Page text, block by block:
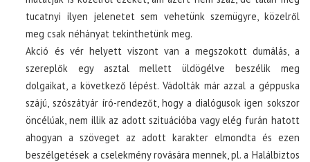
tucatnyi ilyen jelenetet sem vehetünk szemügyre, közelről
meg csak néhányat tekinthetünk meg.
Akció és vér helyett viszont van a megszokott dumálás, a
szereplők egy asztal mellett üldögélve beszélik meg
dolgaikat, a következő lépést. Vádolták már azzal a géppuska
szájú, szószátyár író-rendezőt, hogy a dialógusok igen sokszor
öncélúak, nem illik az adott szituációba vagy elég furán hatott
ahogyan a szöveget az adott karakter elmondta és ezen
beszélgetések a cselekmény rovására mennek, pl. a Halálbiztos